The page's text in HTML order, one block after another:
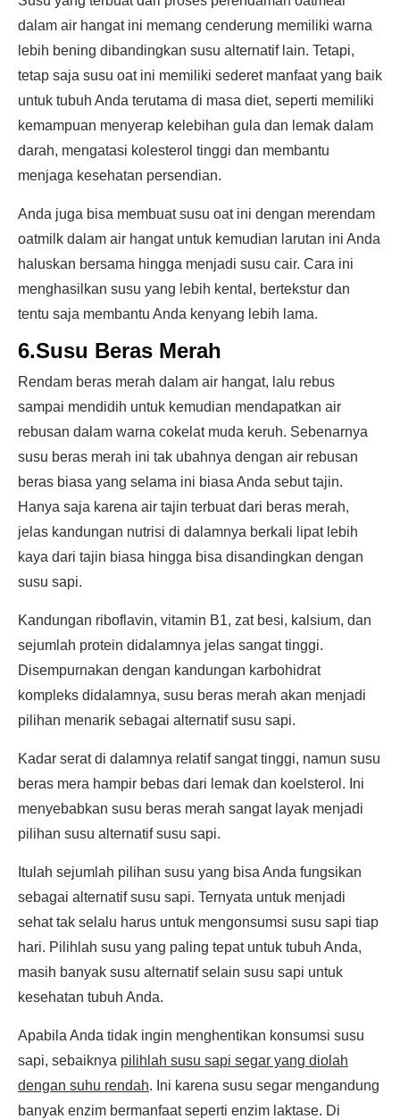
dalam air hangat ini memang cenderung memiliki warna
lebih bening dibandingkan susu alternatif lain. Tetapi,
tetap saja susu oat ini memiliki sederet manfaat yang baik
untuk tubuh Anda terutama di masa diet, seperti memiliki
kemampuan menyerap kelebihan gula dan lemak dalam
darah, mengatasi kolesterol tinggi dan membantu
menjaga kesehatan persendian.
Anda juga bisa membuat susu oat ini dengan merendam
oatmilk dalam air hangat untuk kemudian larutan ini Anda
haluskan bersama hingga menjadi susu cair. Cara ini
menghasilkan susu yang lebih kental, bertekstur dan
tentu saja membantu Anda kenyang lebih lama.
6.Susu Beras Merah
Rendam beras merah dalam air hangat, lalu rebus
sampai mendidih untuk kemudian mendapatkan air
rebusan dalam warna cokelat muda keruh. Sebenarnya
susu beras merah ini tak ubahnya dengan air rebusan
beras biasa yang selama ini biasa Anda sebut tajin.
Hanya saja karena air tajin terbuat dari beras merah,
jelas kandungan nutrisi di dalamnya berkali lipat lebih
kaya dari tajin biasa hingga bisa disandingkan dengan
susu sapi.
Kandungan riboflavin, vitamin B1, zat besi, kalsium, dan
sejumlah protein didalamnya jelas sangat tinggi.
Disempurnakan dengan kandungan karbohidrat
kompleks didalamnya, susu beras merah akan menjadi
pilihan menarik sebagai alternatif susu sapi.
Kadar serat di dalamnya relatif sangat tinggi, namun susu
beras mera hampir bebas dari lemak dan koelsterol. Ini
menyebabkan susu beras merah sangat layak menjadi
pilihan susu alternatif susu sapi.
Itulah sejumlah pilihan susu yang bisa Anda fungsikan
sebagai alternatif susu sapi. Ternyata untuk menjadi
sehat tak selalu harus untuk mengonsumsi susu sapi tiap
hari. Pilihlah susu yang paling tepat untuk tubuh Anda,
masih banyak susu alternatif selain susu sapi untuk
kesehatan tubuh Anda.
Apabila Anda tidak ingin menghentikan konsumsi susu
sapi, sebaiknya pilihlah susu sapi segar yang diolah
dengan suhu rendah. Ini karena susu segar mengandung
banyak enzim bermanfaat seperti enzim laktase. Di